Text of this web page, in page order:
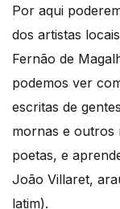
Por aqui
dos artistas
Fernão de
podemos ver
escritas de
mornas e outros
poetas, e
João Villaret,
latim).